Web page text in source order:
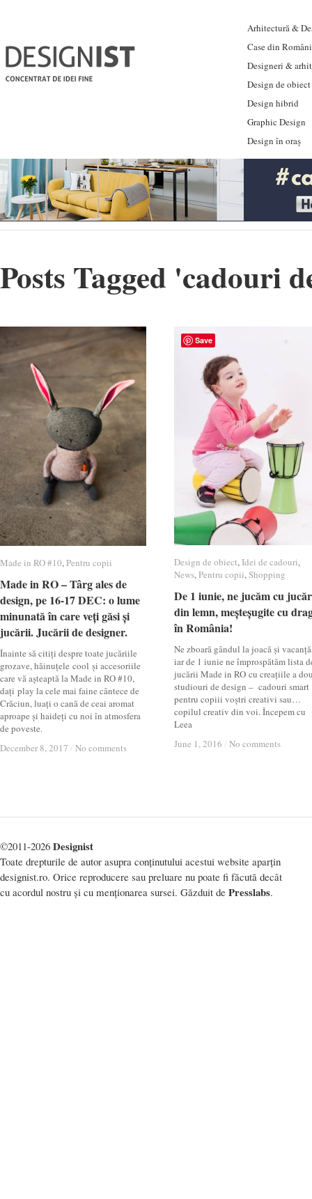
Arhitectură &
Case din
Designeri &
Design de obiect
Design hibrid
Graphic Design
Design în oraș
Posts Tagged 'cadouri
Made in RO #10,Pentru copii
Made in RO – Târg ales de
design, pe 16-17 DEC: o lume
minunată în care veți găsi și
jucării. Jucării de designer.
Înainte să citiți despre toate jucăriile
grozave, hăinuțele cool și accesoriile
care vă așteaptă la Made in RO #10,
dați play la cele mai faine cântece de
Crăciun, luați o cană de ceai aromat
aproape și haideți cu noi în atmosfera
de poveste.
December 8, 2017 / No comments
Made in RO #10 Pentru copii
Made in RO – Târg ales de
design, pe 16-17 DEC: o lume
minunată în care veți găsi și
jucării. Jucării de designer.
December 8, 2017 / No comments
Design de obiect, Idei de cadouri,
News,Pentru copii,Shopping
De 1 iunie, ne jucăm cu
din lemn, meșteșugite cu
în România!
Ne zboară gândul la joacă și
iar de 1 iunie ne împrospătăm lista
jucării Made in RO cu creațiile a
studiouri de design – cadouri smart
pentru copiii voștri creativi sau…
copilul creativ din voi. Începem cu
Leea
June 1, 2016 / No comments
Design de obiect Idei de cadouri
News Pentru copii Shopping
De 1 iunie, ne jucăm cu
din lemn, meșteșugite cu
în România!
June 1, 2016 / No comments
©2011-2026 Designist
Toate drepturile de autor asupra conținutului acestui website aparțin
designist.ro. Orice reproducere sau preluare nu poate fi făcută decât
cu acordul nostru și cu menționarea sursei. Găzduit de Presslabs.
Save